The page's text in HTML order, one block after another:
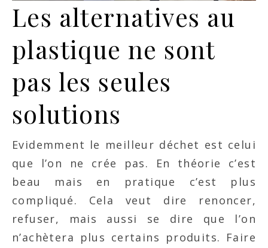
Les alternatives au
plastique ne sont
pas les seules
solutions
Evidemment le meilleur déchet est celui
que l’on ne crée pas. En théorie c’est
beau mais en pratique c’est plus
compliqué. Cela veut dire renoncer,
refuser, mais aussi se dire que l’on
n’achètera plus certains produits. Faire